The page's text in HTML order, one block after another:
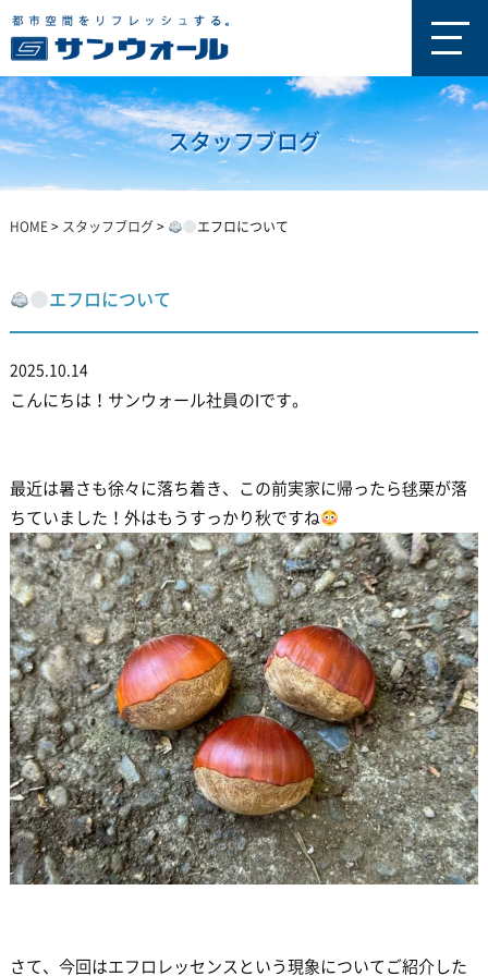
スタッフブログ
HOME> スタッフブログ> エフロについて
エフロについて
2025.10.14
こんにちは！サンウォール社員のIです。
最近は暑さも徐々に落ち着き、この前実家に帰ったら毬栗が落
ちていました！外はもうすっかり秋ですね
さて、今回はエフロレッセンスという現象についてご紹介した